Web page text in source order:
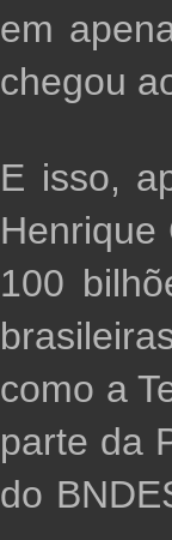
em
chegou
E isso,
Henrique
100
como a
parte da
do